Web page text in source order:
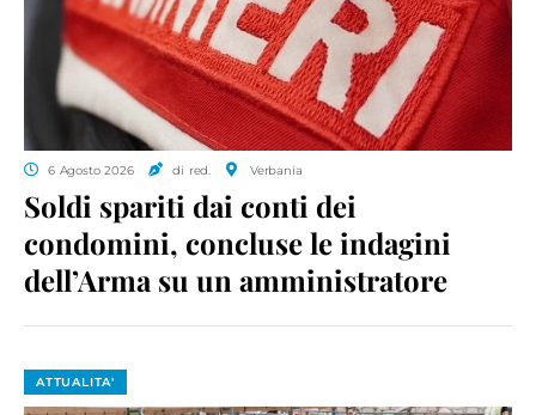
6 Agosto 2026 di red. Verbania
Soldi spariti dai conti dei
condomini, concluse le indagini
dell’Arma su un amministratore
ATTUALITA'